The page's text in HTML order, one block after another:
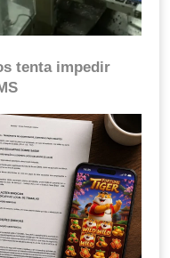
tenta impedir